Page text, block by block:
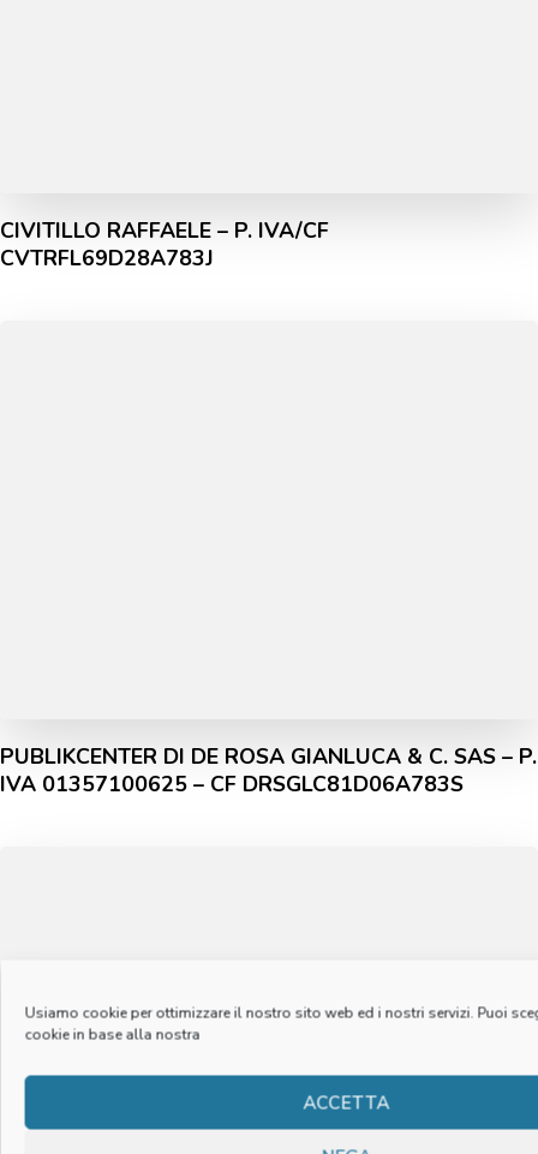
Usiamo cookie per ottimizzare il nostro sito web ed i nostri servizi. Puoi
cookie in base alla nostra
ACCETTA
CIVITILLO RAFFAELE – P. IVA/CF
CVTRFL69D28A783J
PUBLIKCENTER DI DE ROSA GIANLUCA & C. SAS – P.
IVA 01357100625 – CF DRSGLC81D06A783S